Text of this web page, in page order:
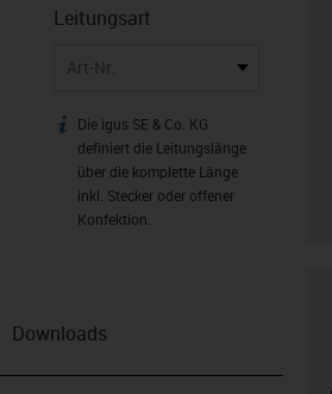
Leitungsart
Art-Nr.
igus-icon-info
Die igus SE & Co. KG
definiert die Leitungslänge
über die komplette Länge
inkl. Stecker oder offener
Konfektion.
Downloads